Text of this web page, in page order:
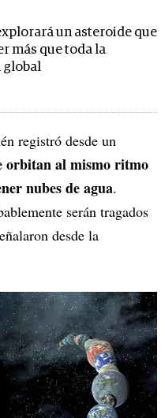
un asteroide que
más que toda la
global
registró desde un
orbitan al mismo ritmo
nubes de agua.
serán tragados
desde la